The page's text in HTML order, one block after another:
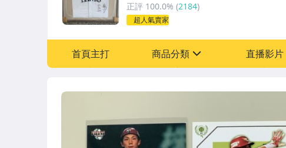
正評 100.0% (2184)
超人氣賣家
首頁主打 商品分類 直播影片